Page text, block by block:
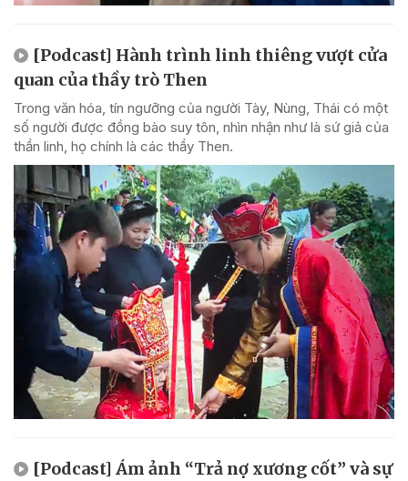
[Podcast] Hành trình linh thiêng vượt cửa
quan của thầy trò Then
Trong văn hóa, tín ngưỡng của người Tày, Nùng, Thái có một
số người được đồng bào suy tôn, nhìn nhận như là sứ giả của
thần linh, họ chính là các thầy Then.
[Podcast] Ám ảnh “Trả nợ xương cốt” và sự